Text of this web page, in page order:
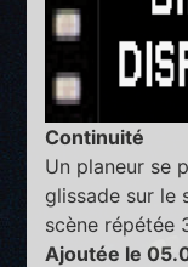
Continuité
Un planeur se
glissade sur le
scène répétée
Ajoutée le